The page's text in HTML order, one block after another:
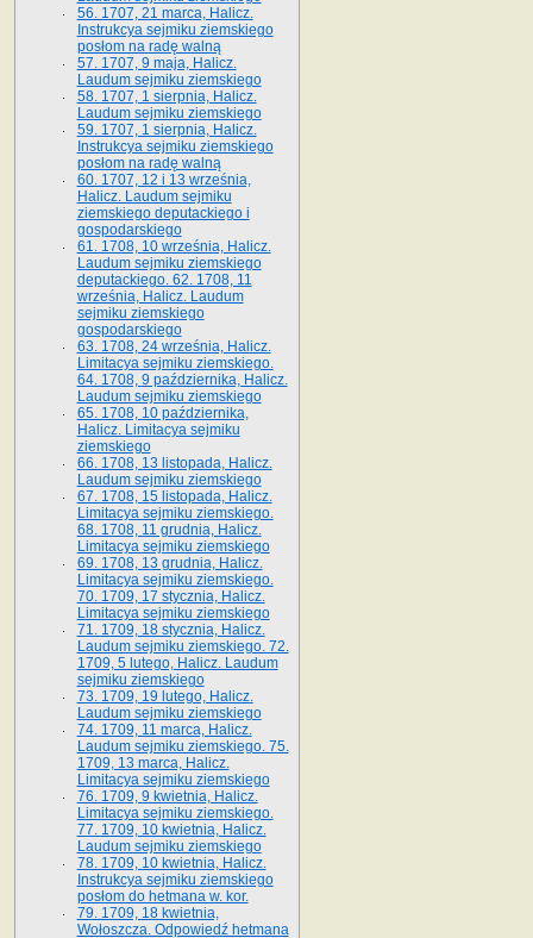
56. 1707, 21 marca, Halicz.
Instrukcya sejmiku ziemskiego
posłom na radę walną
57. 1707, 9 maja, Halicz.
Laudum sejmiku ziemskiego
58. 1707, 1 sierpnia, Halicz.
Laudum sejmiku ziemskiego
59. 1707, 1 sierpnia, Halicz.
Instrukcya sejmiku ziemskiego
posłom na radę walną
60. 1707, 12 i 13 września,
Halicz. Laudum sejmiku
ziemskiego deputackiego i
gospodarskiego
61. 1708, 10 września, Halicz.
Laudum sejmiku ziemskiego
deputackiego. 62. 1708, 11
września, Halicz. Laudum
sejmiku ziemskiego
gospodarskiego
63. 1708, 24 września, Halicz.
Limitacya sejmiku ziemskiego.
64. 1708, 9 października, Halicz.
Laudum sejmiku ziemskiego
65­. 1708, 10 października,
Halicz. Limitacya sejmiku
ziemskiego
66. 1708, 13 listopada, Halicz.
Laudum sejmiku ziemskiego
67. 1708, 15 listopada, Halicz.
Limitacya sejmiku ziemskiego.
68. 1708, 11 grudnia, Halicz.
Limitacya sejmiku ziemskiego
69. 1708, 13 grudnia, Halicz.
Limitacya sejmiku ziemskiego.
70. 1709, 17 stycznia, Halicz.
Limitacya sejmiku ziemskiego
71. 1709, 18 stycznia, Halicz.
Laudum sejmiku ziemskiego. 72.
1709, 5 lutego, Halicz. Laudum
sejmiku ziemskiego
73. 1709, 19 lutego, Halicz.
Laudum sejmiku ziemskiego
74. 1709, 11 marca, Halicz.
Laudum sejmiku ziemskiego. 75.
1709, 13 marca, Halicz.
Limitacya sejmiku ziemskiego
76. 1709, 9 kwietnia, Halicz.
Limitacya sejmiku ziemskiego.
77. 1709, 10 kwietnia, Halicz.
Laudum sejmiku ziemskiego
78. 1709, 10 kwietnia, Halicz.
Instrukcya sejmiku ziemskiego
posłom do hetmana w. kor.
79. 1709, 18 kwietnia,
Wołoszcza. Odpowiedź hetmana